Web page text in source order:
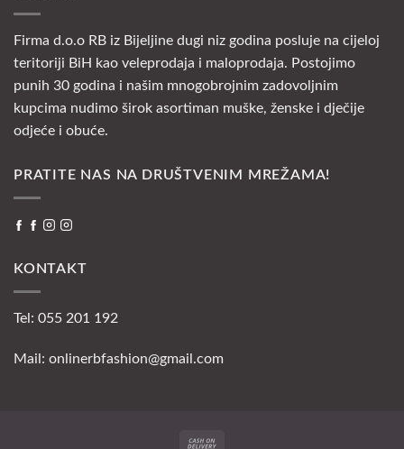
Firma d.o.o RB iz Bijeljine dugi niz godina posluje na cijeloj
teritoriji BiH kao veleprodaja i maloprodaja. Postojimo
punih 30 godina i našim mnogobrojnim zadovoljnim
kupcima nudimo širok asortiman muške, ženske i dječije
odjeće i obuće.
PRATITE NAS NA DRUŠTVENIM MREŽAMA!
KONTAKT
Tel: 055 201 192
Mail: onlinerbfashion@gmail.com